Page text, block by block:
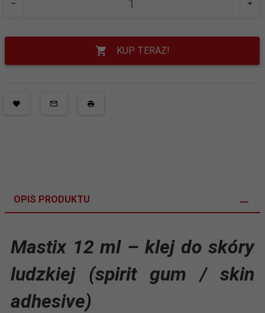
KUP TERAZ!
OPIS PRODUKTU
Mastix 12 ml – klej do skóry
ludzkiej (spirit gum / skin
adhesive)